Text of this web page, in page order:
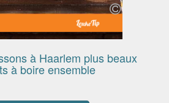
à Haarlem plus beaux
à boire ensemble